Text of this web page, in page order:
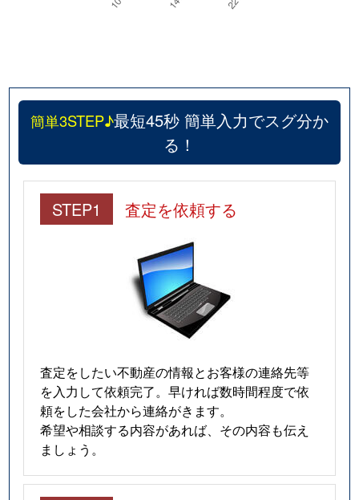
簡単3STEP♪最短45秒 簡単入力でスグ分か
る！
STEP1 査定を依頼する
査定をしたい不動産の情報とお客様の連絡先等
を入力して依頼完了。早ければ数時間程度で依
頼をした会社から連絡がきます。
希望や相談する内容があれば、その内容も伝え
ましょう。